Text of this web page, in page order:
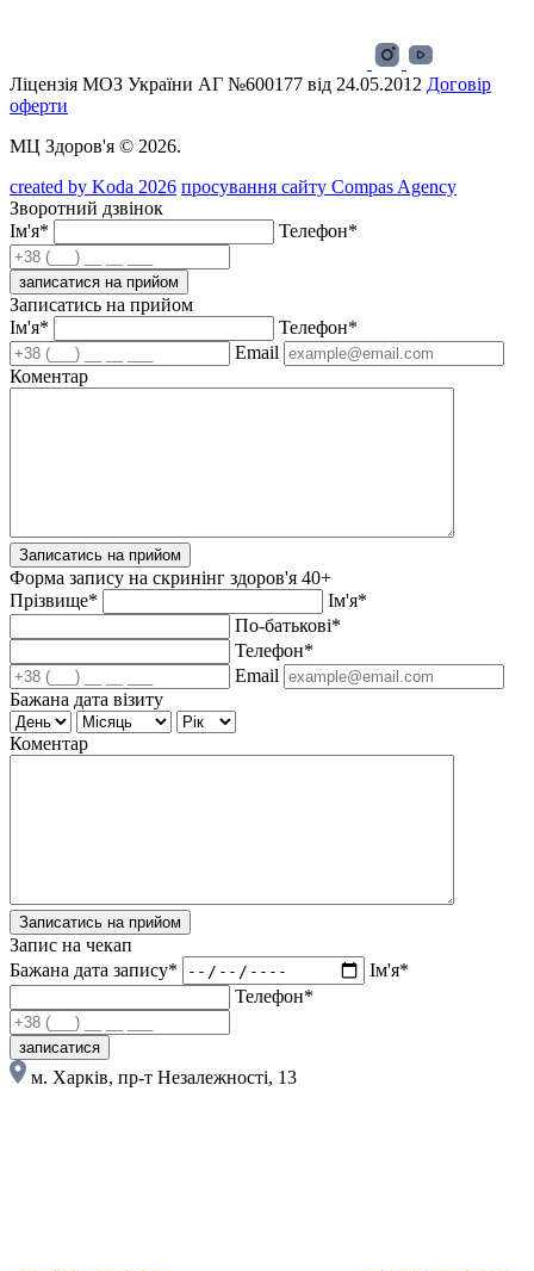
Ліцензія МОЗ України АГ №600177 від 24.05.2012 Договір
оферти
МЦ Здоров'я © 2026.
created by Koda 2026 просування сайту Compas Agency
Зворотний дзвінок
Ім'я*
Телефон*
записатися на прийом
Записатись на прийом
Ім'я*
Телефон*
Email
Коментар
Записатись на прийом
Форма запису на скринінг здоров'я 40+
Прізвище*
Ім'я*
По-батькові*
Телефон*
Email
Бажана дата візиту
Коментар
Записатись на прийом
Запис на чекап
Бажана дата запису*
Ім'я*
Телефон*
записатися
м. Харків, пр-т Незалежності, 13